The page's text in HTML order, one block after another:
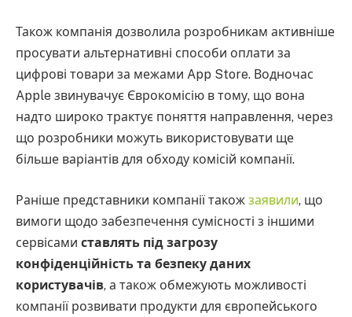
Також компанія дозволила розробникам активніше
просувати альтернативні способи оплати за
цифрові товари за межами App Store. Водночас
Apple звинувачує Єврокомісію в тому, що вона
надто широко трактує поняття направлення, через
що розробники можуть використовувати ще
більше варіантів для обходу комісій компанії.
Раніше представники компанії також заявили, що
вимоги щодо забезпечення сумісності з іншими
сервісами ставлять під загрозу
конфіденційність та безпеку даних
користувачів, а також обмежують можливості
компанії розвивати продукти для європейського